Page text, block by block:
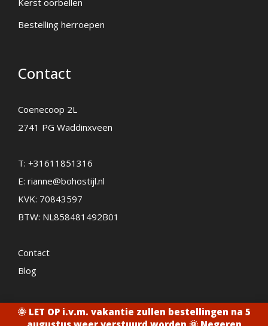
🌞 LET OP i.v.m. vakantie zullen bestellingen na 5
Kerst oorbellen
Bestelling herroepen
Contact
Coenecoop 2L
2741 PG Waddinxveen
T: +31611851316
E: rianne@bohostijl.nl
KVK: 70843597
BTW: NL858481492B01
Contact
Blog
2026 - Bohostijl.nl